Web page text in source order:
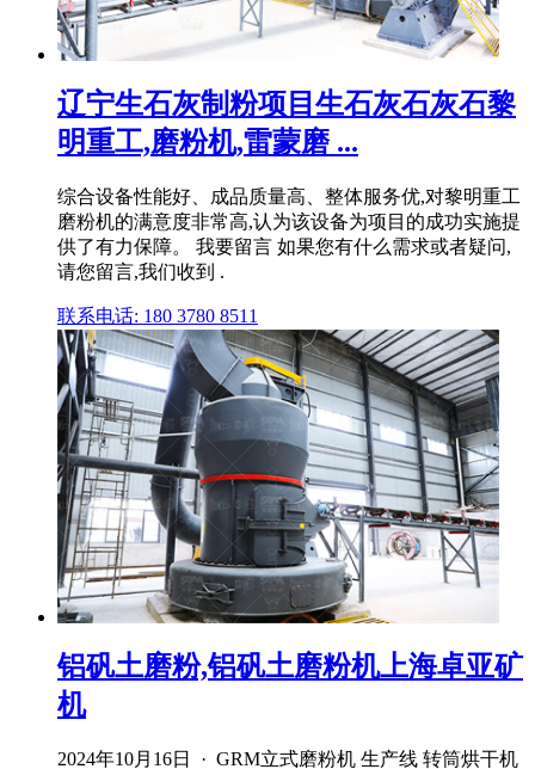
辽宁生石灰制粉项目生石灰石灰石黎
明重工,磨粉机,雷蒙磨 ...
综合设备性能好、成品质量高、整体服务优,对黎明重工
磨粉机的满意度非常高,认为该设备为项目的成功实施提
供了有力保障。 我要留言 如果您有什么需求或者疑问,
请您留言,我们收到 .
联系电话: 180 3780 8511
铝矾土磨粉,铝矾土磨粉机上海卓亚矿
机
2024年10月16日 · GRM立式磨粉机 生产线 转筒烘干机